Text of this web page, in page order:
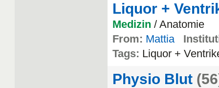
Liquor +
Medizin / Anatomie
From: Mattia
Tags: Liquor +
Physio Blut